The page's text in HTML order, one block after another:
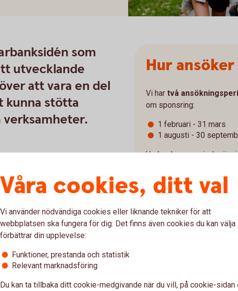
som
utvecklande
att vara en del
kunna stötta
nå breda grupper i olika typer
som möjligt. Sponsringen är ett
vi vill vara delaktiga och skapa
att utvecklas och trivas.
de resurser vi har och fördelar
avtryck för många. Vårt fokus
idrott, kultur,
insatser. Genom vårt
är en del av och säkerställa
Hur ansöker
Vi har två
om sponsring:
1 februari - 31 mars
1 augusti - 30
Under dessa perioder är
genom ett formulär som
höra om ert engagemang
Har du frågor som rör
Kontakta oss via
Våra cookies, ditt val
Vi använder nödvändiga cookies eller liknande tekniker för att
webbplatsen ska fungera för dig. Det finns även cookies du kan välja
förbättrar din upplevelse:
Funktioner, prestanda och statistik
Relevant marknadsföring
Du kan ta tillbaka ditt cookie-medgivande när du vill, på cookie-sidan